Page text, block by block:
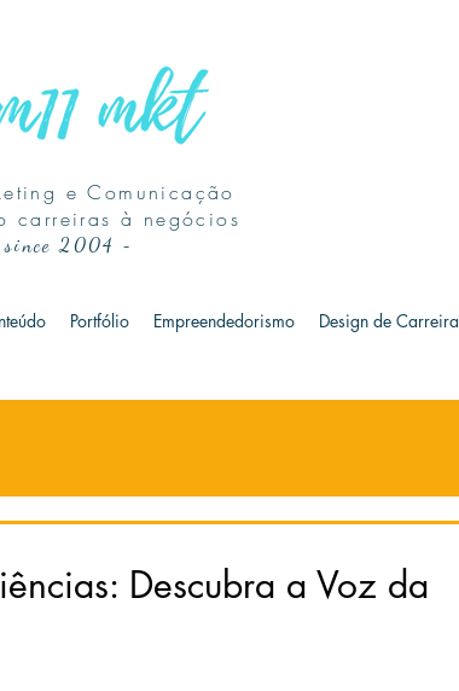
e Comunicação
carreiras à negócios
since 2004 -
Portfólio Empreendedorismo Design de Carreira
Descubra a Voz da